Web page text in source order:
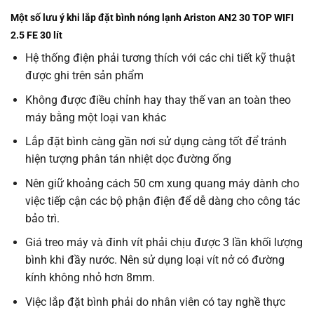
Một số lưu ý khi lắp đặt bình nóng lạnh Ariston AN2 30 TOP WIFI
2.5 FE 30 lít
Hệ thống điện phải tương thích với các chi tiết kỹ thuật
được ghi trên sản phẩm
Không được điều chỉnh hay thay thế van an toàn theo
máy bằng một loại van khác
Lắp đặt bình càng gần nơi sử dụng càng tốt để tránh
hiện tượng phân tán nhiệt dọc đường ống
Nên giữ khoảng cách 50 cm xung quang máy dành cho
việc tiếp cận các bộ phận điện để dễ dàng cho công tác
bảo trì.
Giá treo máy và đinh vít phải chịu được 3 lần khối lượng
bình khi đầy nước. Nên sử dụng loại vít nở có đường
kính không nhỏ hơn 8mm.
Việc lắp đặt bình phải do nhân viên có tay nghề thực